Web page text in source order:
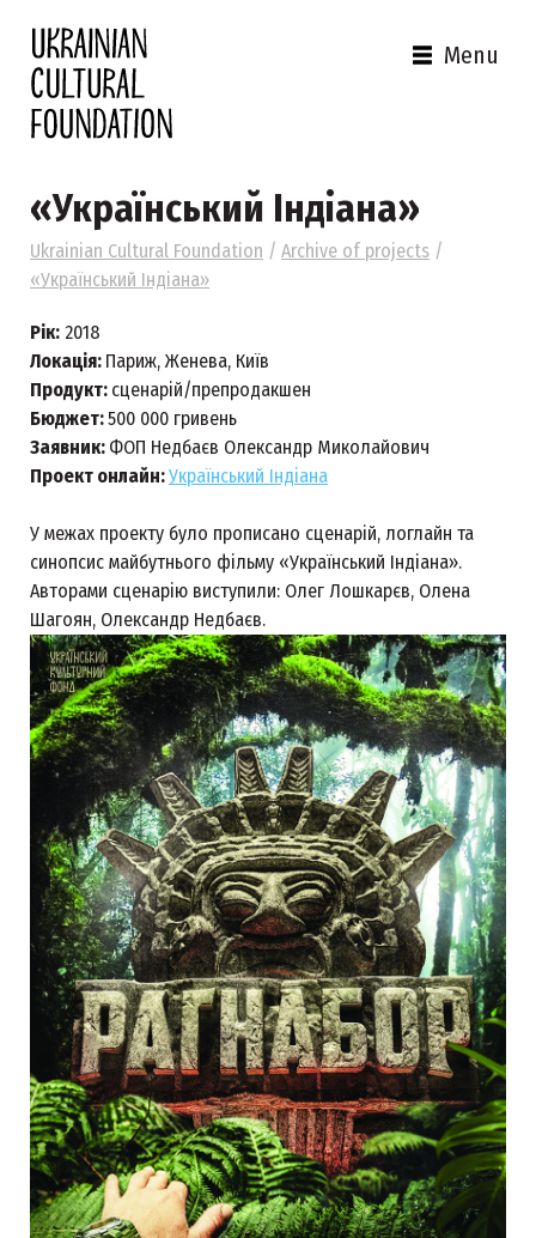
Menu
«Український Індіана»
Ukrainian Cultural Foundation / Archive of projects /
«Український Індіана»
Рік: 2018
Локація: Париж, Женева, Київ
Продукт: сценарій/препродакшен
Бюджет:500 000 гривень
Заявник: ФОП Недбаєв Олександр Миколайович
Проект онлайн:Український Індіана
У межах проекту було прописано сценарій, логлайн та
синопсис майбутнього фільму «Український Індіана».
Авторами сценарію виступили: Олег Лошкарєв, Олена
Шагоян, Олександр Недбаєв.